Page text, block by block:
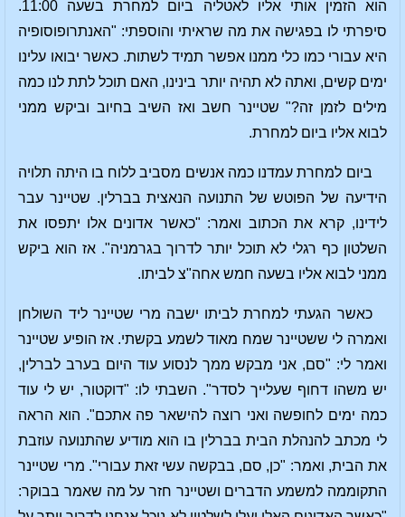
הוא הזמין אותי אליו לאטליה ביום למחרת בשעה 11:00.
סיפרתי לו בפגישה את מה שראיתי והוספתי: "האנתרופוסופיה
היא עבורי כמו כלי ממנו אפשר תמיד לשתות. כאשר יבואו עלינו
ימים קשים, ואתה לא תהיה יותר בינינו, האם תוכל לתת לנו כמה
מילים לזמן זה?" שטיינר חשב ואז השיב בחיוב וביקש ממני
לבוא אליו ביום למחרת.
ביום למחרת עמדנו כמה אנשים מסביב ללוח בו היתה תלויה
הידיעה של הפוטש של התנועה הנאצית בברלין. שטיינר עבר
לידינו, קרא את הכתוב ואמר: "כאשר אדונים אלו יתפסו את
השלטון כף רגלי לא תוכל יותר לדרוך בגרמניה". אז הוא ביקש
ממני לבוא אליו בשעה חמש אחה"צ לביתו.
כאשר הגעתי למחרת לביתו ישבה מרי שטיינר ליד השולחן
ואמרה לי ששטיינר שמח מאוד לשמע בקשתי. אז הופיע שטיינר
ואמר לי: "סם, אני מבקש ממך לנסוע עוד היום בערב לברלין,
יש משהו דחוף שעלייך לסדר". השבתי לו: "דוקטור, יש לי עוד
כמה ימים לחופשה ואני רוצה להישאר פה אתכם". הוא הראה
לי מכתב להנהלת הבית בברלין בו הוא מודיע שהתנועה עוזבת
את הבית, ואמר: "כן, סם, בבקשה עשי זאת עבורי". מרי שטיינר
התקוממה למשמע הדברים ושטיינר חזר על מה שאמר בבוקר: